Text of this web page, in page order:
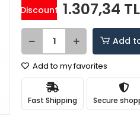
Discount 1.307,34 TL
Add
Add to my favorites
Fast Shipping Secure